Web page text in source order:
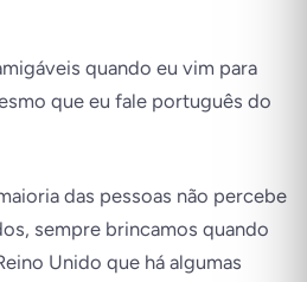
quando eu vim para
que eu fale português do
das pessoas não percebe
sempre brincamos quando
Unido que há algumas